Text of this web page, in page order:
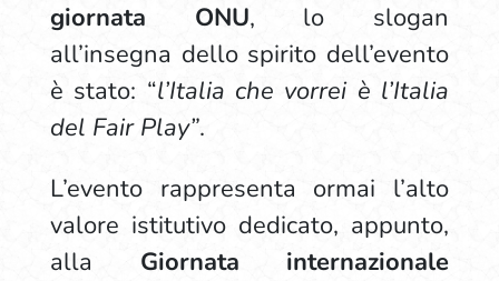
giornata ONU, lo slogan
all’insegna dello spirito dell’evento
è stato: “l’Italia che vorrei è l’Italia
del Fair Play”.
L’evento rappresenta ormai l’alto
valore istitutivo dedicato, appunto,
alla Giornata
internazionale